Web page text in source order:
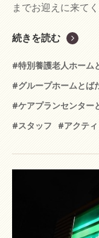
までお迎えに来て
続きを読む
#特別養護老人ホーム
#グループホームとば
#ケアプランセンター
#スタッフ
#アクテ